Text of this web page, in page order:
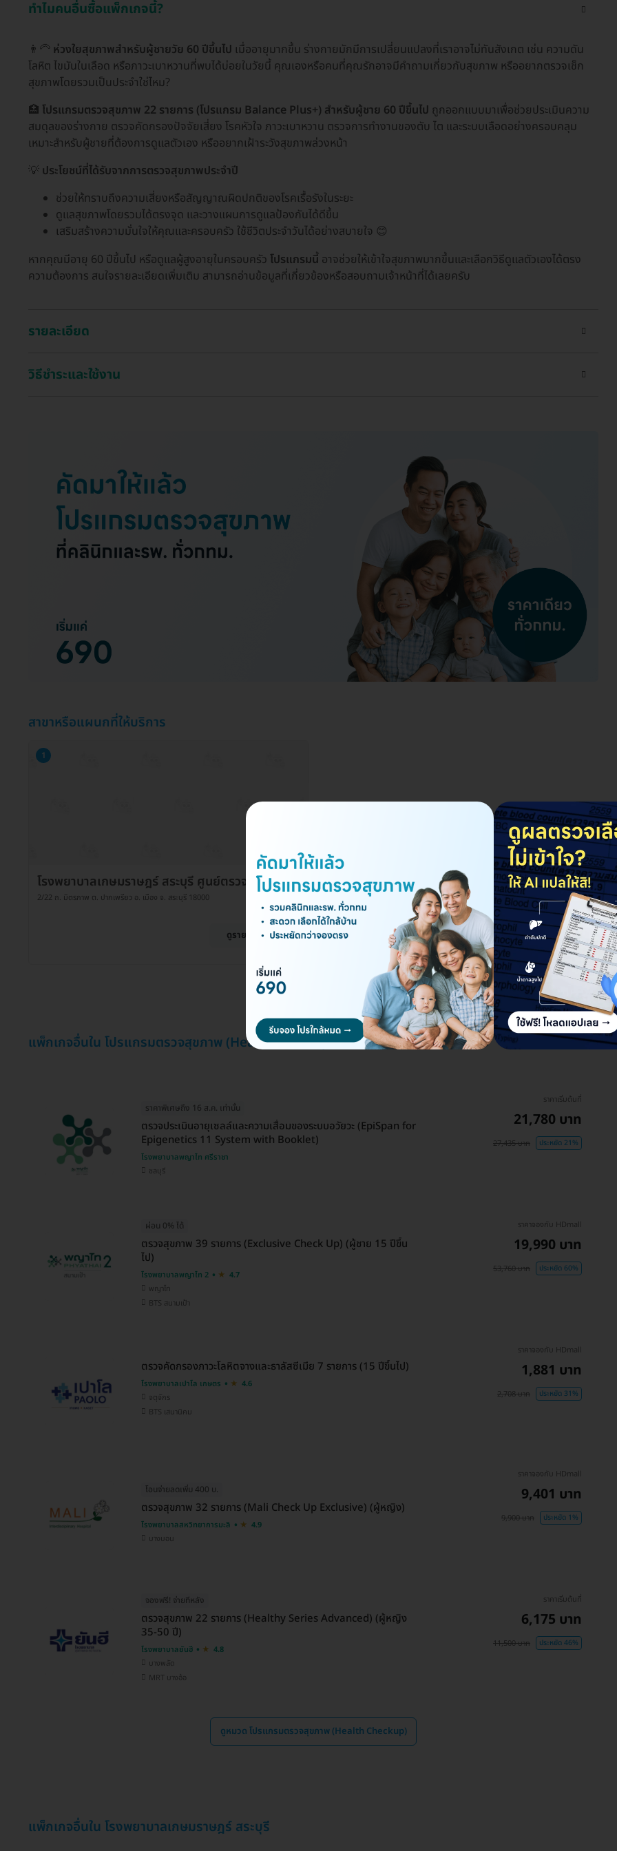
ทำไมคนอื่นซื้อแพ็กเกจนี้?
👨‍🦳 ห่วงใยสุขภาพสำหรับผู้ชายวัย 60 ปีขึ้นไป เมื่ออายุมากขึ้น ร่างกายมักมีการเปลี่ยนแปลงที่เราอาจไม่ทันสังเกต เช่น ความดัน
โลหิต ไขมันในเลือด หรือภาวะเบาหวานที่พบได้บ่อยในวัยนี้ คุณเองหรือคนที่คุณรักอาจมีคำถามเกี่ยวกับสุขภาพ หรืออยากตรวจเช็ก
สุขภาพโดยรวมเป็นประจำใช่ไหม?
🏥 โปรแกรมตรวจสุขภาพ 22 รายการ (โปรแกรม Balance Plus+) สำหรับผู้ชาย 60 ปีขึ้นไป ถูกออกแบบมาเพื่อช่วยประเมินความ
สมดุลของร่างกาย ตรวจคัดกรองปัจจัยเสี่ยง โรคหัวใจ ภาวะเบาหวาน ตรวจการทำงานของตับ ไต และระบบเลือดอย่างครอบคลุม
เหมาะสำหรับผู้ชายที่ต้องการดูแลตัวเอง หรืออยากเฝ้าระวังสุขภาพล่วงหน้า
💡 ประโยชน์ที่ได้รับจากการตรวจสุขภาพประจำปี
ช่วยให้ทราบถึงความเสี่ยงหรือสัญญาณผิดปกติของโรคเรื้อรังในระยะ
ดูแลสุขภาพโดยรวมได้ตรงจุด และวางแผนการดูแลป้องกันได้ดีขึ้น
เสริมสร้างความมั่นใจให้คุณและครอบครัว ใช้ชีวิตประจำวันได้อย่างสบายใจ 😊
หากคุณมีอายุ 60 ปีขึ้นไป หรือดูแลผู้สูงอายุในครอบครัว โปรแกรมนี้ อาจช่วยให้เข้าใจสุขภาพมากขึ้นและเลือกวิธีดูแลตัวเองได้ตรง
ความต้องการ สนใจรายละเอียดเพิ่มเติม สามารถอ่านข้อมูลที่เกี่ยวข้องหรือสอบถามเจ้าหน้าที่ได้เลยครับ
รายละเอียด
วิธีชำระและใช้งาน
สาขาหรือแผนกที่ให้บริการ
1
โรงพยาบาลเกษมราษฎร์ สระบุรี ศูนย์ตรวจสุขภาพ
2/22 ถ. มิตรภาพ ต. ปากเพรียว อ. เมือง จ. สระบุรี 18000
ดูรายละเอียด
แพ็กเกจอื่นใน โปรแกรมตรวจสุขภาพ (Health Checkup)
ราคาพิเศษถึง 16 ส.ค. เท่านั้น
ตรวจประเมินอายุเซลล์และความเสื่อมของระบบอวัยวะ (EpiSpan for
Epigenetics 11 System with Booklet)
โรงพยาบาลพญาไท ศรีราชา
ชลบุรี
ราคาเริ่มต้นที่
21,780 บาท
27,435 บาท ประหยัด 21%
ผ่อน 0% ได้
ตรวจสุขภาพ 39 รายการ (Exclusive Check Up) (ผู้ชาย 15 ปีขึ้น
ไป)
โรงพยาบาลพญาไท 2
4.7
พญาไท
BTS สนามเป้า
ราคาจองกับ HDmall
19,990 บาท
53,760 บาท ประหยัด 60%
ตรวจคัดกรองภาวะโลหิตจางและธาลัสซีเมีย 7 รายการ (15 ปีขึ้นไป)
โรงพยาบาลเปาโล เกษตร
4.6
จตุจักร
BTS เสนานิคม
ราคาจองกับ HDmall
1,881 บาท
2,708 บาท ประหยัด 31%
โอนจ่ายลดเพิ่ม 400 บ.
ตรวจสุขภาพ 32 รายการ (Mali Check Up Exclusive) (ผู้หญิง)
โรงพยาบาลสหวิทยาการมะลิ
4.9
บางบอน
ราคาจองกับ HDmall
9,401 บาท
9,900 บาท ประหยัด 1%
จองฟรี! จ่ายทีหลัง
ตรวจสุขภาพ 22 รายการ (Healthy Series Advanced) (ผู้หญิง
35-50 ปี)
โรงพยาบาลยันฮี
4.8
บางพลัด
MRT บางอ้อ
ราคาเริ่มต้นที่
6,175 บาท
11,500 บาท ประหยัด 46%
ดูหมวด โปรแกรมตรวจสุขภาพ (Health Checkup)
แพ็กเกจอื่นใน โรงพยาบาลเกษมราษฎร์ สระบุรี